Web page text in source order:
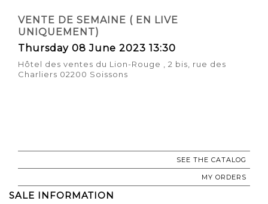
VENTE DE SEMAINE ( EN LIVE
UNIQUEMENT)
Thursday 08 June 2023 13:30
Hôtel des ventes du Lion-Rouge , 2 bis, rue des
Charliers 02200 Soissons
SEE THE CATALOG
MY ORDERS
SALE INFORMATION